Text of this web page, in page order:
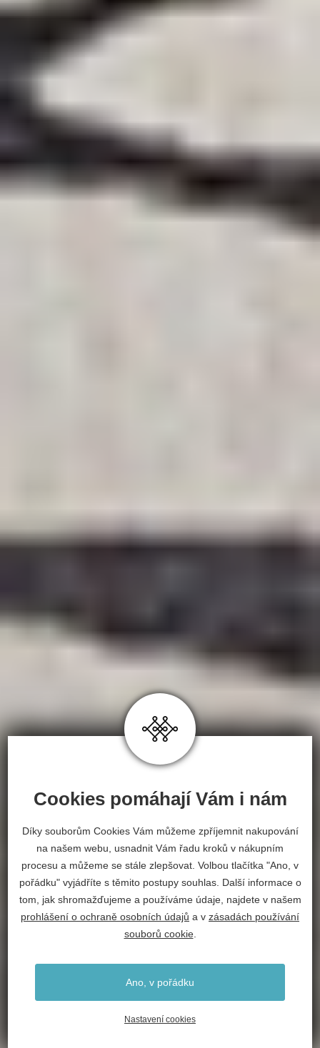
Cookies pomáhají Vám i nám
Díky souborům Cookies Vám můžeme zpříjemnit nakupování
na našem webu, usnadnit Vám řadu kroků v nákupním
procesu a můžeme se stále zlepšovat. Volbou tlačítka "Ano, v
pořádku" vyjádříte s těmito postupy souhlas. Další informace o
tom, jak shromažďujeme a používáme údaje, najdete v našem
prohlášení o ochraně osobních údajů a v zásadách používání
souborů cookie.
Ano, v pořádku
Nastavení cookies